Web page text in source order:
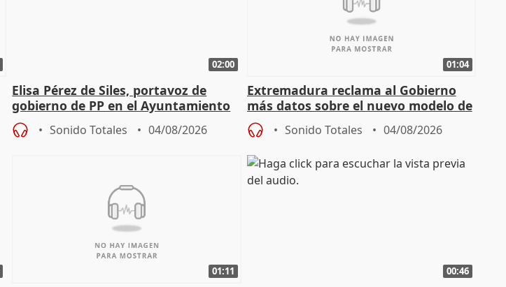
02:00
Elisa Pérez de Siles, portavoz de
gobierno de PP en el Ayuntamiento
de Málaga, deja la política
Sonido Totales 04/08/2026
01:04
Extremadura reclama al Gobierno
más datos sobre el nuevo modelo de
financiación
Sonido Totales 04/08/2026
01:11 00:46